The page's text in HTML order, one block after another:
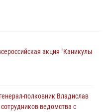
акция "Каникулы
полковник Владислав
ведомства с